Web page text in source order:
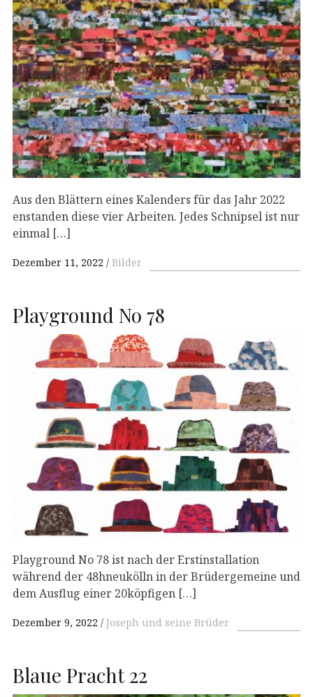
Aus den Blättern eines Kalenders für das Jahr 2022
enstanden diese vier Arbeiten. Jedes Schnipsel ist nur
einmal […]
Dezember 11, 2022 Bilder
Playground No 78
Playground No 78 ist nach der Erstinstallation
während der 48hneukölln in der Brüdergemeine und
dem Ausflug einer 20köpfigen […]
Dezember 9, 2022 Joseph und seine Brüder
Blaue Pracht 22